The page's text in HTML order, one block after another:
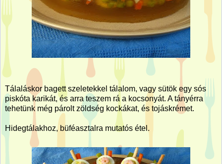
Tálaláskor bagett szeletekkel tálalom, vagy sütök egy sós
piskóta karikát, és arra teszem rá a kocsonyát. A tányérra
tehetünk még párolt zöldség kockákat, és tojáskrémet.
Hidegtálakhoz, büféasztalra mutatós étel.